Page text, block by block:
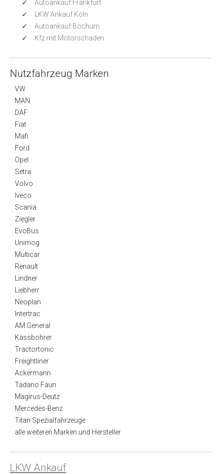
Autoankauf Frankfurt
LKW Ankauf Köln
Autoankauf Bochum
Kfz mit Motorschaden
Nutzfahrzeug Marken
VW
MAN
DAF
Fiat
Mafi
Ford
Opel
Setra
Volvo
Iveco
Scania
Ziegler
EvoBus
Unimog
Multicar
Renault
Lindner
Liebherr
Neoplan
Intertrac
AM General
Kässbohrer
Tractortonic
Freightliner
Ackermann
Tadano Faun
Magirus-Deutz
Mercedes-Benz
Titan Spezialfahrzeuge
alle weiteren Marken und Hersteller
LKW Ankauf